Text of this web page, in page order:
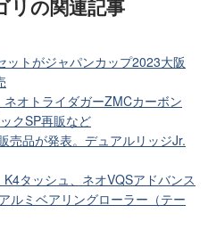
リの関連記事
ットがジャパンカップ2023大阪
オトライダガーZMCカーボン
クSP再販など
売品が発表。デュアルリッジJr.
タッシュ、ネオVQSアドバンス
ルミベアリングローラー（テー